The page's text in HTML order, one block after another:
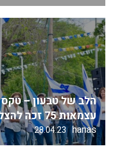
הלב של טבעון – טקס
עצמאות 75 זכה להצלחה רבה גם השנה
hanas
28.04.23